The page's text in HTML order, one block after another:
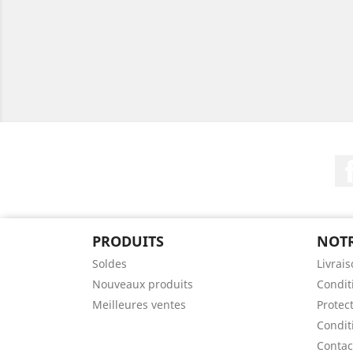
PRODUITS
Soldes
Nouveaux produits
Meilleures ventes